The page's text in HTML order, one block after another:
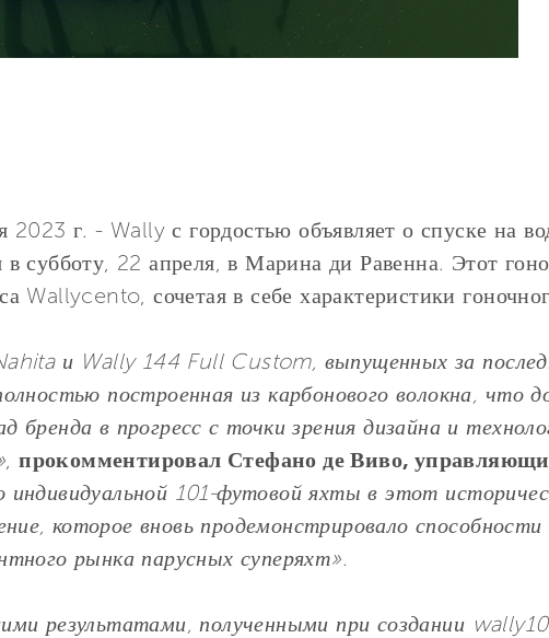
2023 г. - Wally с гордостью объявляет о спуске на
в субботу, 22 апреля, в Марина ди Равенна. Этот
Wallycento, сочетая в себе характеристики
и Wally 144 Full Custom, выпущенных за
построенная из карбонового волокна, что
бренда в прогресс с точки зрения дизайна и
,прокомментировал Стефано де Виво,
индивидуальной 101-футовой яхты в этот
которое вновь продемонстрировало
рынка парусных суперяхт».
результатами, полученными при создании